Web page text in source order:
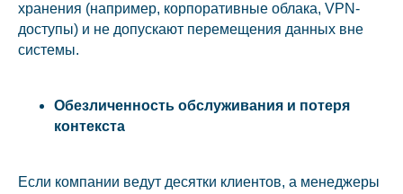
хранения (например, корпоративные облака, VPN-
доступы) и не допускают перемещения данных вне
системы.
Обезличенность обслуживания и потеря
контекста
Если компании ведут десятки клиентов, а менеджеры